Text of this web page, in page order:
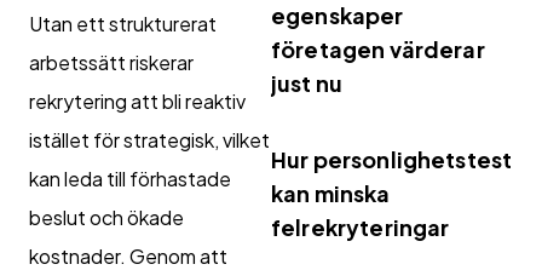
Utan ett strukturerat
arbetssätt riskerar
rekrytering att bli reaktiv
istället för strategisk, vilket
kan leda till förhastade
beslut och ökade
kostnader. Genom att
egenskaper
företagen värderar
just nu
Hur personlighetstest
kan minska
felrekryteringar